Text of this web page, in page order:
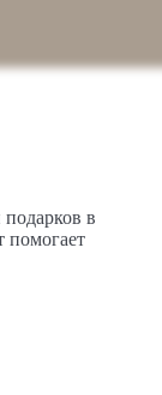
в
помогает